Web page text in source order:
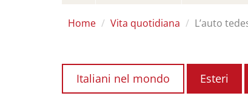
Home Vita quotidiana L’auto
Italiani nel mondo Esteri